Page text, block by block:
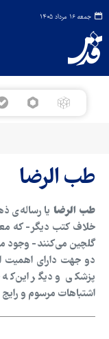
جمعه ۱۶ مرداد ۱۴۰۵
طب الرضا
طب الرضایا رساله‌ی
خلاف کتب دیگر- که
گلچین می‌کنند- وجود
دو جهت دارای اهمیت
پزشکی و دیگر
اشتباهات مرسوم و